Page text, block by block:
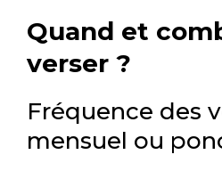
Quand et
verser ?
Fréquence des
mensuel ou